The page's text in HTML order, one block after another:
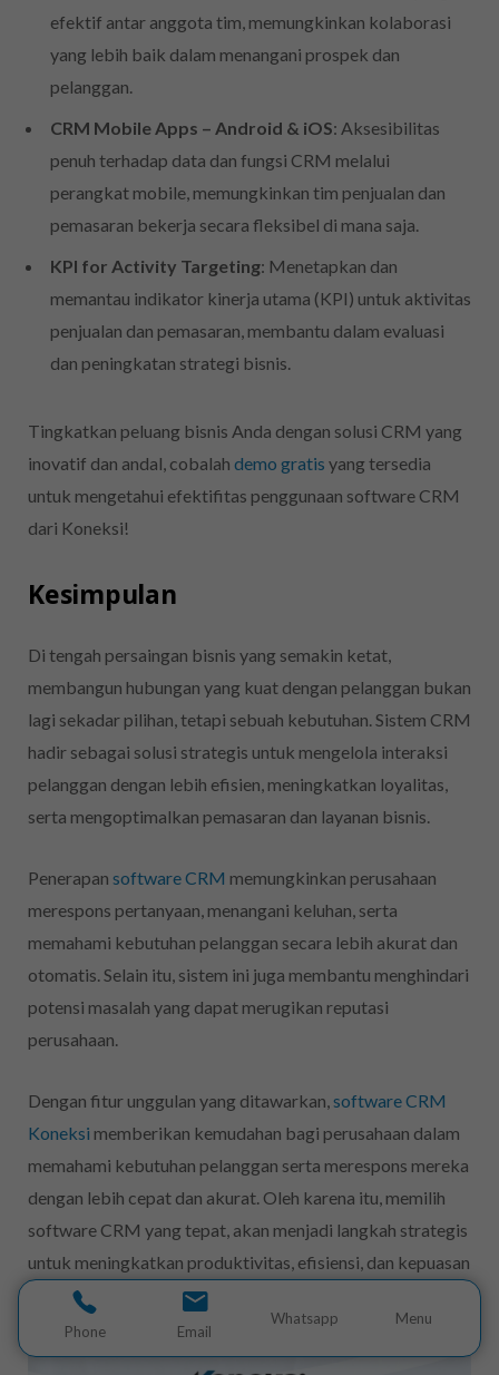
Phone Email
Whatsapp Menu
efektif antar anggota tim, memungkinkan kolaborasi
yang lebih baik dalam menangani prospek dan
pelanggan.​
CRM Mobile Apps – Android & iOS: Aksesibilitas
penuh terhadap data dan fungsi CRM melalui
perangkat mobile, memungkinkan tim penjualan dan
pemasaran bekerja secara fleksibel di mana saja.​
KPI for Activity Targeting: Menetapkan dan
memantau indikator kinerja utama (KPI) untuk aktivitas
penjualan dan pemasaran, membantu dalam evaluasi
dan peningkatan strategi bisnis.
Tingkatkan peluang bisnis Anda dengan solusi CRM yang
inovatif dan andal, cobalah demo gratis yang tersedia
untuk mengetahui efektifitas penggunaan software CRM
dari Koneksi!
Kesimpulan
Di tengah persaingan bisnis yang semakin ketat,
membangun hubungan yang kuat dengan pelanggan bukan
lagi sekadar pilihan, tetapi sebuah kebutuhan. Sistem CRM
hadir sebagai solusi strategis untuk mengelola interaksi
pelanggan dengan lebih efisien, meningkatkan loyalitas,
serta mengoptimalkan pemasaran dan layanan bisnis.
Penerapan software CRM memungkinkan perusahaan
merespons pertanyaan, menangani keluhan, serta
memahami kebutuhan pelanggan secara lebih akurat dan
otomatis. Selain itu, sistem ini juga membantu menghindari
potensi masalah yang dapat merugikan reputasi
perusahaan.
Dengan fitur unggulan yang ditawarkan, software CRM
Koneksi memberikan kemudahan bagi perusahaan dalam
memahami kebutuhan pelanggan serta merespons mereka
dengan lebih cepat dan akurat. Oleh karena itu, memilih
software CRM yang tepat, akan menjadi langkah strategis
untuk meningkatkan produktivitas, efisiensi, dan kepuasan
pelanggan.